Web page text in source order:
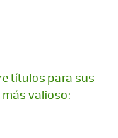
títulos para sus
valioso: